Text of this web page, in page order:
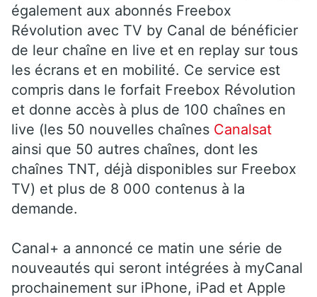
également aux abonnés Freebox
Révolution avec TV by Canal de bénéficier
de leur chaîne en live et en replay sur tous
les écrans et en mobilité. Ce service est
compris dans le forfait Freebox Révolution
et donne accès à plus de 100 chaînes en
live (les 50 nouvelles chaînes Canalsat
ainsi que 50 autres chaînes, dont les
chaînes TNT, déjà disponibles sur Freebox
TV) et plus de 8 000 contenus à la
demande.
Canal+ a annoncé ce matin une série de
nouveautés qui seront intégrées à myCanal
prochainement sur iPhone, iPad et Apple